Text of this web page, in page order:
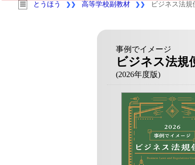
☰ とうほう ❯❯ 高等学校副教材 ❯❯ ビジネス法規
事例でイメージ
ビジネス法規
(2026年度版)